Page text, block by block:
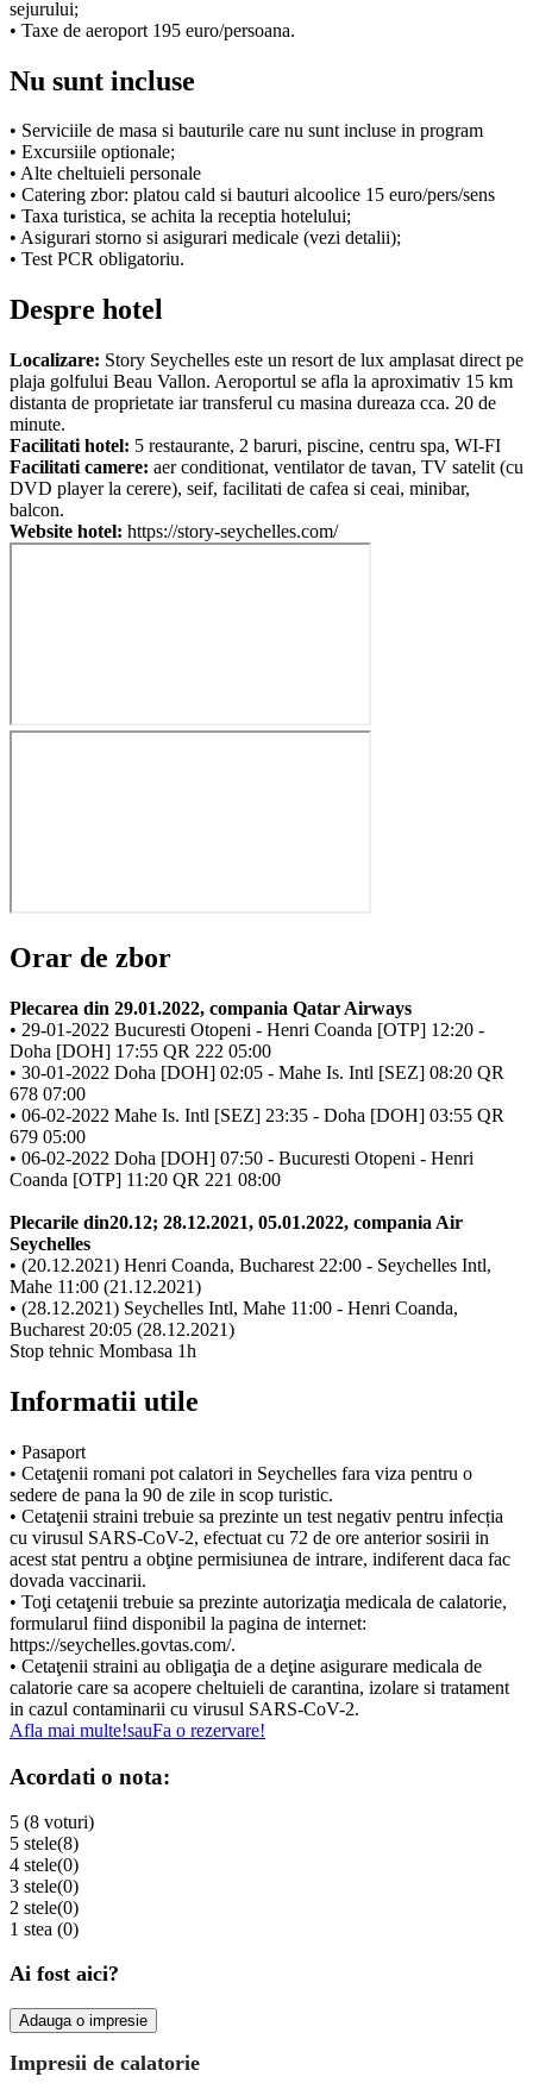
sejurului;
• Taxe de aeroport 195 euro/persoana.
Nu sunt incluse
• Serviciile de masa si bauturile care nu sunt incluse in program
• Excursiile optionale;
• Alte cheltuieli personale
• Catering zbor: platou cald si bauturi alcoolice 15 euro/pers/sens
• Taxa turistica, se achita la receptia hotelului;
• Asigurari storno si asigurari medicale (vezi detalii);
• Test PCR obligatoriu.
Despre hotel
Localizare: Story Seychelles este un resort de lux amplasat direct pe
plaja golfului Beau Vallon. Aeroportul se afla la aproximativ 15 km
distanta de proprietate iar transferul cu masina dureaza cca. 20 de
minute.
Facilitati hotel: 5 restaurante, 2 baruri, piscine, centru spa, WI-FI
Facilitati camere: aer conditionat, ventilator de tavan, TV satelit (cu
DVD player la cerere), seif, facilitati de cafea si ceai, minibar,
balcon.
Website hotel: https://story-seychelles.com/
Orar de zbor
Plecarea din 29.01.2022, compania Qatar Airways
• 29-01-2022 Bucuresti Otopeni - Henri Coanda [OTP] 12:20 -
Doha [DOH] 17:55 QR 222 05:00
• 30-01-2022 Doha [DOH] 02:05 - Mahe Is. Intl [SEZ] 08:20 QR
678 07:00
• 06-02-2022 Mahe Is. Intl [SEZ] 23:35 - Doha [DOH] 03:55 QR
679 05:00
• 06-02-2022 Doha [DOH] 07:50 - Bucuresti Otopeni - Henri
Coanda [OTP] 11:20 QR 221 08:00
Plecarile din20.12; 28.12.2021, 05.01.2022, compania Air
Seychelles
• (20.12.2021) Henri Coanda, Bucharest 22:00 - Seychelles Intl,
Mahe 11:00 (21.12.2021)
• (28.12.2021) Seychelles Intl, Mahe 11:00 - Henri Coanda,
Bucharest 20:05 (28.12.2021)
Stop tehnic Mombasa 1h
Informatii utile
• Pasaport
• Cetaţenii romani pot calatori in Seychelles fara viza pentru o
sedere de pana la 90 de zile in scop turistic.
• Cetaţenii straini trebuie sa prezinte un test negativ pentru infecția
cu virusul SARS-CoV-2, efectuat cu 72 de ore anterior sosirii in
acest stat pentru a obţine permisiunea de intrare, indiferent daca fac
dovada vaccinarii.
• Toţi cetaţenii trebuie sa prezinte autorizaţia medicala de calatorie,
formularul fiind disponibil la pagina de internet:
https://seychelles.govtas.com/.
• Cetaţenii straini au obligaţia de a deţine asigurare medicala de
calatorie care sa acopere cheltuieli de carantina, izolare si tratament
in cazul contaminarii cu virusul SARS-CoV-2.
Afla mai multe!sauFa o rezervare!
Acordati o nota:
5 (8 voturi)
5 stele(8)
4 stele(0)
3 stele(0)
2 stele(0)
1 stea (0)
Ai fost aici?
Adauga o impresie
Impresii de calatorie